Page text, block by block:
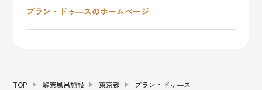
ブラン・ドゥ―スのホームページ
TOP 酵素風呂施設 東京都 ブラン・ドゥ―ス